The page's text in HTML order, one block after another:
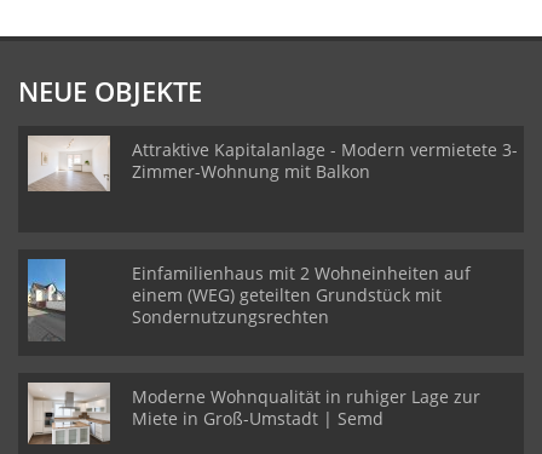
NEUE OBJEKTE
Attraktive Kapitalanlage - Modern vermietete 3-
Zimmer-Wohnung mit Balkon
Einfamilienhaus mit 2 Wohneinheiten auf
einem (WEG) geteilten Grundstück mit
Sondernutzungsrechten
Moderne Wohnqualität in ruhiger Lage zur
Miete in Groß-Umstadt | Semd